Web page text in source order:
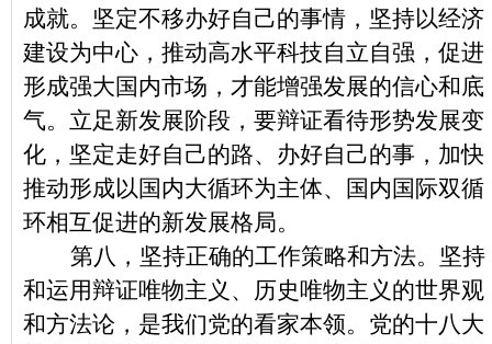
成就。坚定不移办好自己的事情，坚持以经济
建设为中心，推动高水平科技自立自强，促进
形成强大国内市场，才能增强发展的信心和底
气。立足新发展阶段，要辩证看待形势发展变
化，坚定走好自己的路、办好自己的事，加快
推动形成以国内大循环为主体、国内国际双循
环相互促进的新发展格局。
第八，坚持正确的工作策略和方法。坚持
和运用辩证唯物主义、历史唯物主义的世界观
和方法论，是我们党的看家本领。党的十八大